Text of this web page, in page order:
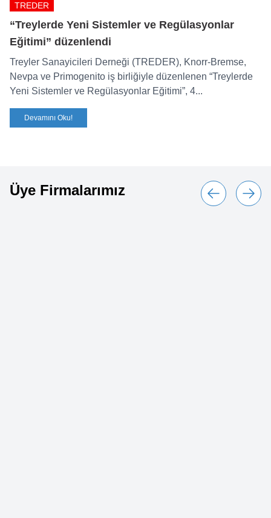
TREDER
“Treylerde Yeni Sistemler ve Regülasyonlar
Eğitimi” düzenlendi
Treyler Sanayicileri Derneği (TREDER), Knorr-Bremse,
Nevpa ve Primogenito iş birliğiyle düzenlenen “Treylerde
Yeni Sistemler ve Regülasyonlar Eğitimi”, 4...
Devamını Oku!
Üye Firmalarımız